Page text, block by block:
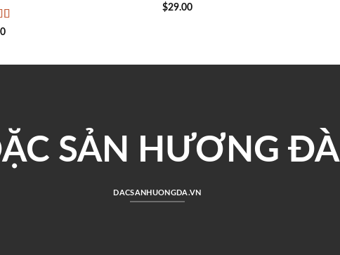
$29.00
SẢN HƯƠNG ĐÀ
DACSANHUONGDA.VN